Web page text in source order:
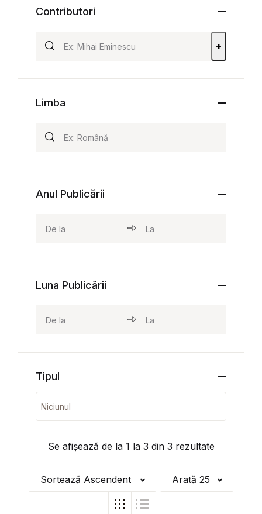
Se afișează de la 1 la 3 din 3 rezultate
Sortează Ascendent Arată 25
Contributori
+
Limba
Anul Publicării
Luna Publicării
Tipul